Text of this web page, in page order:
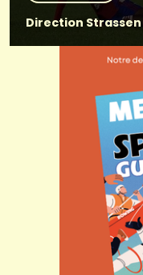
Direction